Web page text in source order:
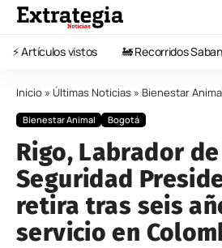
⚡️ Artículos vistos 🚂 Recorridos
Inicio » Últimas Noticias » Bienestar
Bienestar Animal Bogotá
Rigo, Labrador
Seguridad
retira tras seis
servicio en